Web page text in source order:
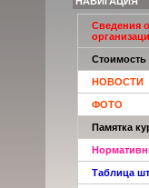
Сведения
Стоимость
НОВОСТИ
ФОТО
Памятка
Таблица